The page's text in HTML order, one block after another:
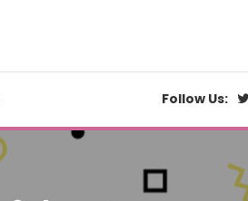
Follow Us: